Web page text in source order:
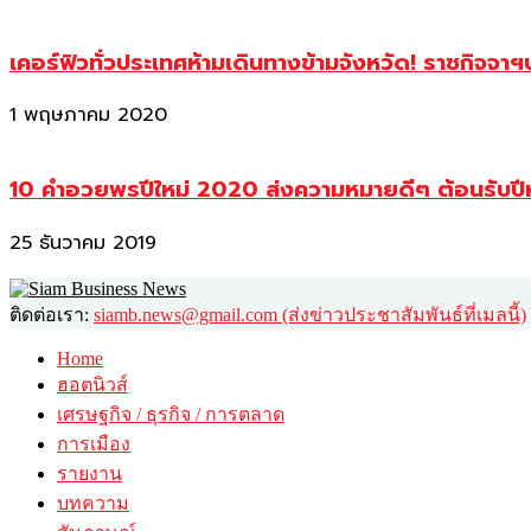
เคอร์ฟิวทั่วประเทศห้ามเดินทางข้ามจังหวัด! ราชกิจจา
1 พฤษภาคม 2020
10 คำอวยพรปีใหม่ 2020 ส่งความหมายดีๆ ต้อนรับ
25 ธันวาคม 2019
ติดต่อเรา: siamb.news@gmail.com (ส่งข่าวประชาสัมพันธ์ที่เมลนี้)
Home
ฮอตนิวส์
เศรษฐกิจ / ธุรกิจ / การตลาด
การเมือง
รายงาน
บทความ